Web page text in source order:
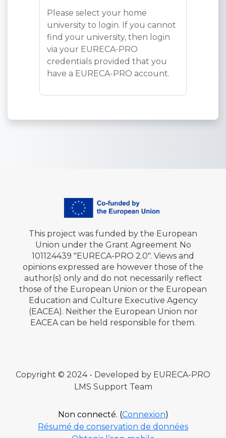
Please select your home
university to login. If you cannot
find your university, then login
via your EURECA-PRO
credentials provided that you
have a EURECA-PRO account.
This project was funded by the European
Union under the Grant Agreement No
101124439 "EURECA-PRO 2.0". Views and
opinions expressed are however those of the
author(s) only and do not necessarily reflect
those of the European Union or the European
Education and Culture Executive Agency
(EACEA). Neither the European Union nor
EACEA can be held responsible for them.
Copyright © 2024 - Developed by EURECA-PRO
LMS Support Team
Non connecté. (Connexion)
Résumé de conservation de données